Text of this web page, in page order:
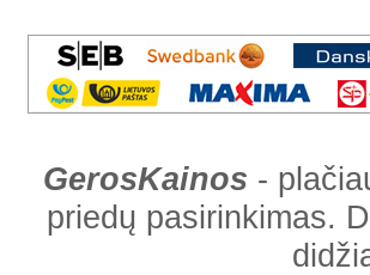
GerosKainos -
priedų pasirinkimas.